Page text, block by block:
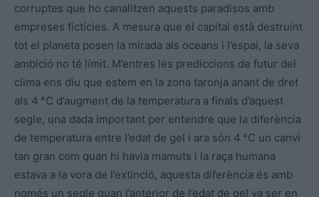
corruptes que ho canalitzen aquests paradisos amb
empreses fictícies. A mesura que el capital està destruint
tot el planeta posen la mirada als oceans i l’espai, la seva
ambició no té límit. M’entres les prediccions de futur del
clima ens diu que estem en la zona taronja anant de dret
als 4 °C d’augment de la temperatura a finals d’aquest
segle, una dada important per entendre que la diferència
de temperatura entre l’edat de gel i ara són 4 °C un canvi
tan gran com quan hi havia mamuts i la raça humana
estava a la vora de l’extinció, aquesta diferència és amb
només un segle quan l’anterior de l’edat de gel va ser en